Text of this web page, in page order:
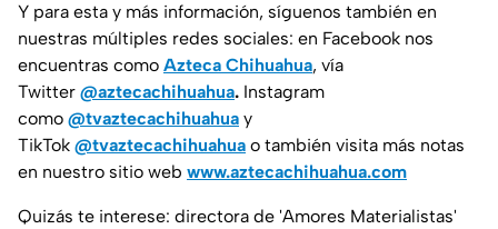
Y para esta y más información, síguenos también en
nuestras múltiples redes sociales: en Facebook nos
encuentras como Azteca Chihuahua, vía
Twitter @aztecachihuahua. Instagram
como @tvaztecachihuahua y
TikTok @tvaztecachihuahua o también visita más notas
en nuestro sitio web www.aztecachihuahua.com
Quizás te interese: directora de 'Amores Materialistas'